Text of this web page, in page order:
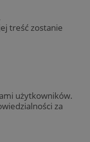
treść zostanie
użytkowników.
za